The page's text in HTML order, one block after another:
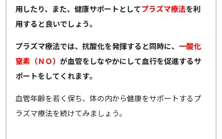
用したり、また、健康サポートとしてプラズマ療法を利
用すると良いでしょう。
プラズマ療法では、抗酸化を発揮すると同時に、 一酸化
窒素（ＮＯ）が血管をしなやかにして血行を促進するサ
ポートをしてくれます。
血管年齢を若く保ち、体の内から健康をサポートするプ
ラズマ療法を続けてみましょう。